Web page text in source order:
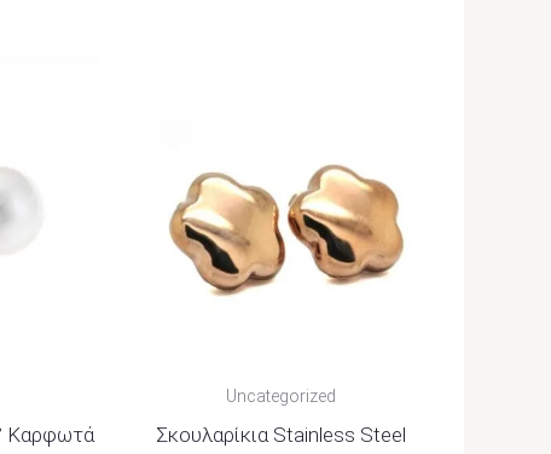
Καρφωτά
Uncategorized
Σκουλαρίκια Stainless Steel